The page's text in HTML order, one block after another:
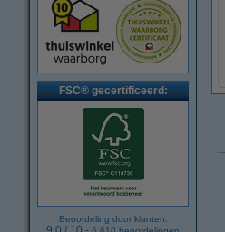
FSC® gecertificeerd:
Beoordeling door klanten: